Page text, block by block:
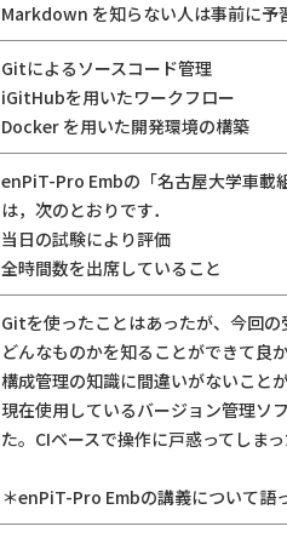
Markdown を知らない人は事前に予
Gitによるソースコード管理
iGitHubを用いたワークフロー
Docker を用いた開発環境の構築
enPiT-Pro Embの「名古屋大学車載
は，次のとおりです．
当日の試験により評価
全時間数を出席していること
Gitを使ったことはあったが、今回
どんなものかを知ることができて良
構成管理の知識に間違いがないこと
現在使用しているバージョン管理ソ
た。CIベースで操作に戸惑ってしま
＊enPiT-Pro Embの講義について語